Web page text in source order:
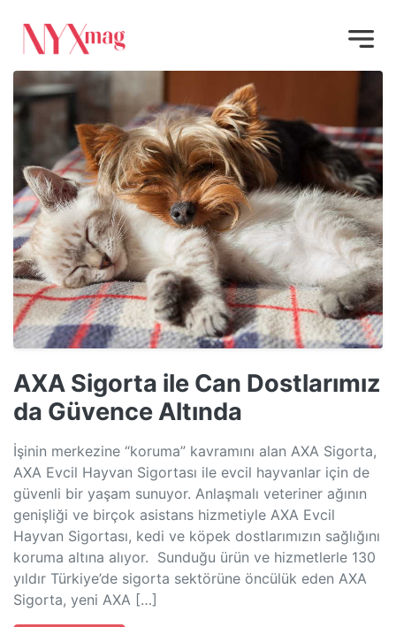
AXA Sigorta ile Can Dostlarımız
da Güvence Altında
İşinin merkezine “koruma” kavramını alan AXA Sigorta,
AXA Evcil Hayvan Sigortası ile evcil hayvanlar için de
güvenli bir yaşam sunuyor. Anlaşmalı veteriner ağının
genişliği ve birçok asistans hizmetiyle AXA Evcil
Hayvan Sigortası, kedi ve köpek dostlarımızın sağlığını
koruma altına alıyor. Sunduğu ürün ve hizmetlerle 130
yıldır Türkiye’de sigorta sektörüne öncülük eden AXA
Sigorta, yeni AXA […]